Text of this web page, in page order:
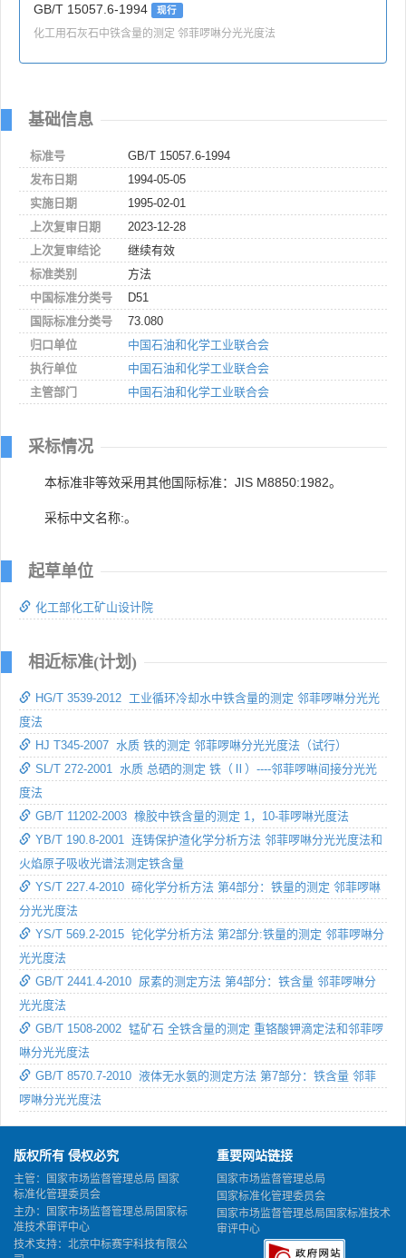
GB/T 15057.6-1994 现行
化工用石灰石中铁含量的测定 邻菲啰啉分光光度法
基础信息
标准号
GB/T 15057.6-1994
发布日期
1994-05-05
实施日期
1995-02-01
上次复审日期
2023-12-28
上次复审结论
继续有效
标准类别
方法
中国标准分类号
D51
国际标准分类号
73.080
归口单位
中国石油和化学工业联合会
执行单位
中国石油和化学工业联合会
主管部门
中国石油和化学工业联合会
采标情况
本标准非等效采用其他国际标准：JIS M8850:1982。
采标中文名称:。
起草单位
化工部化工矿山设计院
相近标准(计划)
HG/T 3539-2012 工业循环冷却水中铁含量的测定 邻菲啰啉分光光
度法
HJ T345-2007 水质 铁的测定 邻菲啰啉分光光度法（试行）
SL/T 272-2001 水质 总硒的测定 铁（Ⅱ）----邻菲啰啉间接分光光
度法
GB/T 11202-2003 橡胶中铁含量的测定 1，10-菲啰啉光度法
YB/T 190.8-2001 连铸保护渣化学分析方法 邻菲啰啉分光光度法和
火焰原子吸收光谱法测定铁含量
YS/T 227.4-2010 碲化学分析方法 第4部分：铁量的测定 邻菲啰啉
分光光度法
YS/T 569.2-2015 铊化学分析方法 第2部分:铁量的测定 邻菲啰啉分
光光度法
GB/T 2441.4-2010 尿素的测定方法 第4部分：铁含量 邻菲啰啉分
光光度法
GB/T 1508-2002 锰矿石 全铁含量的测定 重铬酸钾滴定法和邻菲啰
啉分光光度法
GB/T 8570.7-2010 液体无水氨的测定方法 第7部分：铁含量 邻菲
啰啉分光光度法
版权所有 侵权必究
主管：国家市场监督管理总局 国家
标准化管理委员会
主办：国家市场监督管理总局国家标
准技术审评中心
技术支持：北京中标赛宇科技有限公
重要网站链接
国家市场监督管理总局
国家标准化管理委员会
国家市场监督管理总局国家标准技术
审评中心